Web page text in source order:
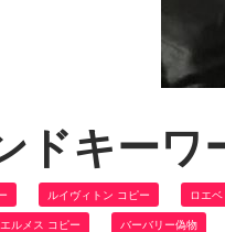
ドキーワ
ルイヴィトン コピー ロエ
エルメス コピー バーバリー偽物